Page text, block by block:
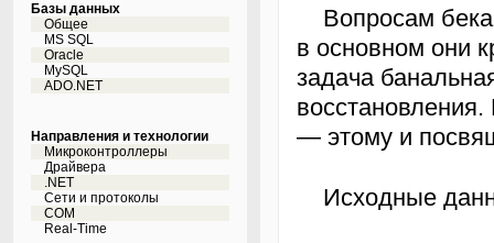
Базы данных
Общее
MS SQL
Oracle
MySQL
ADO.NET
Направления и технологии
Микроконтроллеры
Драйвера
.NET
Сети и протоколы
COM
Real-Time
Вопросам бекапа посвящено огромное количество статей. Но
в основном они
задача
— этому и
Исходные